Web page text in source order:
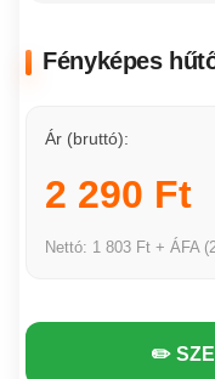
Fényképes
Ár (bruttó):
2 290 Ft
Nettó: 1 803 Ft + ÁFA
✏️